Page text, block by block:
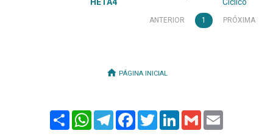
ANTERIOR 1 PRÓXIMA
PÁGINA INICIAL
ShareWhatsAppTelegramFacebook
TwitterLinkedInGmail